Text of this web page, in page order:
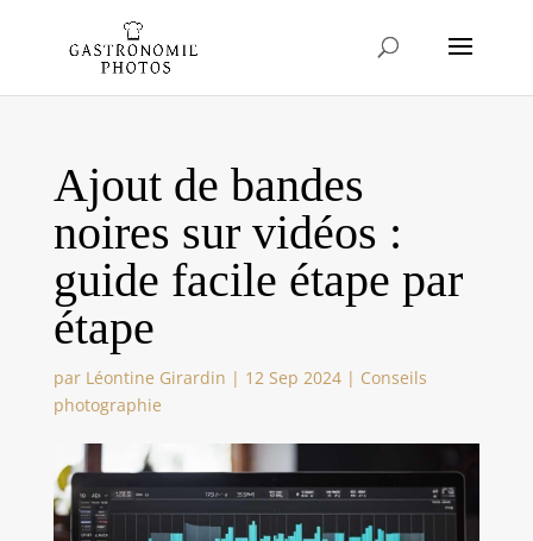
Ajout de bandes
noires sur vidéos :
guide facile étape par
étape
par Léontine Girardin | 12 Sep 2024| Conseils
photographie